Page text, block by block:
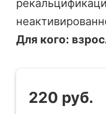
Для кого:
220 руб.